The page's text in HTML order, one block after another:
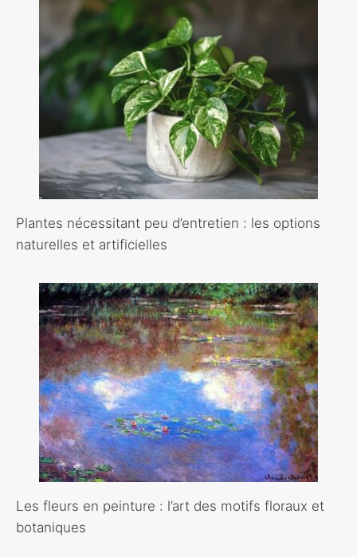
Plantes nécessitant peu d’entretien : les options
naturelles et artificielles
Les fleurs en peinture : l’art des motifs floraux et
botaniques